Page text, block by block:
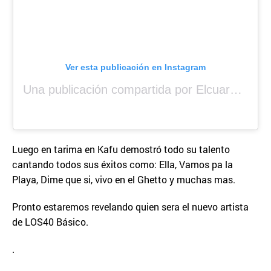
Ver esta publicación en Instagram
Una publicación compartida por Elcuara (@elcuara.25)
Luego en tarima en Kafu demostró todo su talento
cantando todos sus éxitos como: Ella, Vamos pa la
Playa, Dime que si, vivo en el Ghetto y muchas mas.
Pronto estaremos revelando quien sera el nuevo artista
de LOS40 Básico.
.